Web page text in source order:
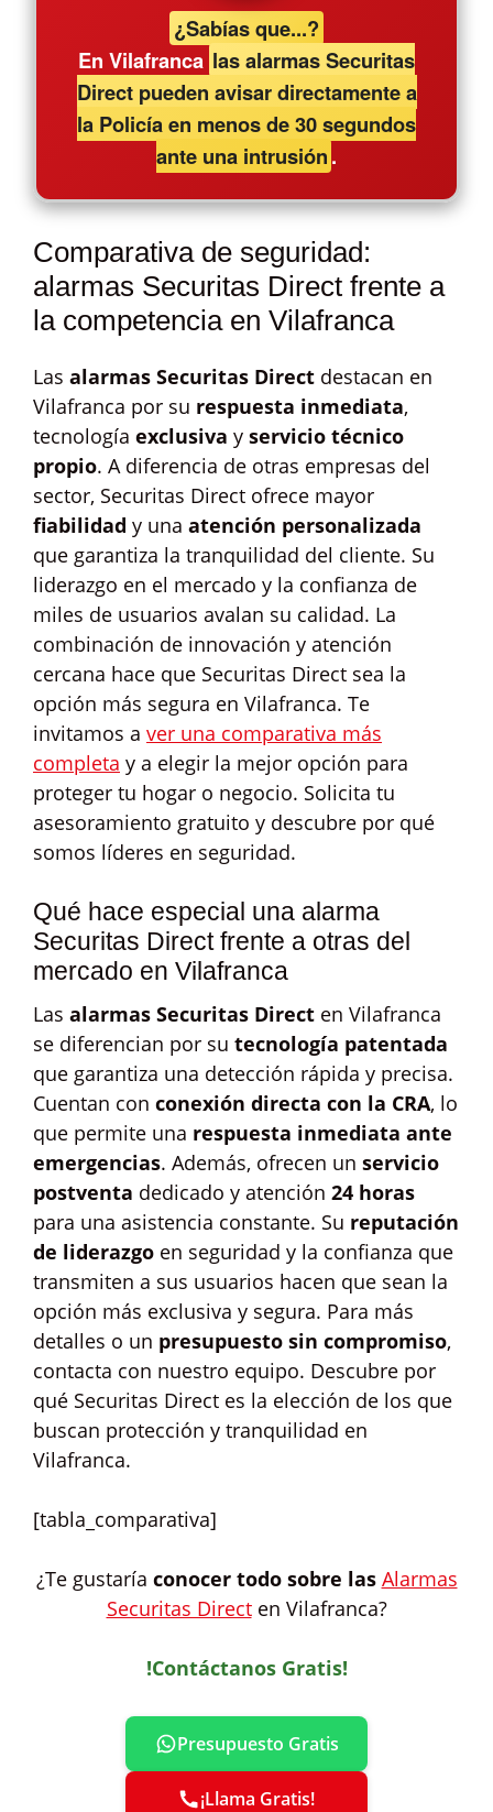
¿Sabías que...?
En Vilafranca las alarmas Securitas
Direct pueden avisar directamente a
la Policía en menos de 30 segundos
ante una intrusión.
Comparativa de seguridad:
alarmas Securitas Direct frente a
la competencia en Vilafranca
Las alarmas Securitas Direct destacan en
Vilafranca por su respuesta inmediata,
tecnología exclusiva y servicio técnico
propio. A diferencia de otras empresas del
sector, Securitas Direct ofrece mayor
fiabilidad y una atención personalizada
que garantiza la tranquilidad del cliente. Su
liderazgo en el mercado y la confianza de
miles de usuarios avalan su calidad. La
combinación de innovación y atención
cercana hace que Securitas Direct sea la
opción más segura en Vilafranca. Te
invitamos a ver una comparativa más
completa y a elegir la mejor opción para
proteger tu hogar o negocio. Solicita tu
asesoramiento gratuito y descubre por qué
somos líderes en seguridad.
Qué hace especial una alarma
Securitas Direct frente a otras del
mercado en Vilafranca
Las alarmas Securitas Direct en Vilafranca
se diferencian por su tecnología patentada
que garantiza una detección rápida y precisa.
Cuentan con conexión directa con la CRA, lo
que permite una respuesta inmediata ante
emergencias. Además, ofrecen un servicio
postventa dedicado y atención 24 horas
para una asistencia constante. Su reputación
de liderazgo en seguridad y la confianza que
transmiten a sus usuarios hacen que sean la
opción más exclusiva y segura. Para más
detalles o un presupuesto sin compromiso,
contacta con nuestro equipo. Descubre por
qué Securitas Direct es la elección de los que
buscan protección y tranquilidad en
Vilafranca.
[tabla_comparativa]
¿Te gustaría conocer todo sobre las Alarmas
Securitas Directen Vilafranca?
!Contáctanos Gratis!
Presupuesto Gratis
¡Llama Gratis!